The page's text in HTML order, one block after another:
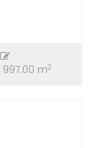
997.00 m2